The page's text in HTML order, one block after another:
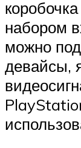
набором
можно
девайсы,